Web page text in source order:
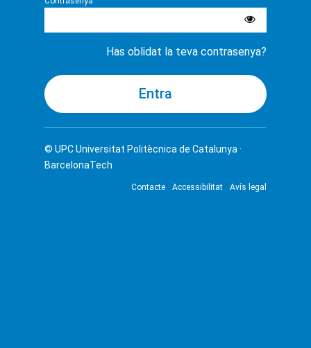
Has oblidat la teva contrasenya?
© UPCUniversitat Politècnica de Catalunya ·
BarcelonaTech
Contacte Accessibilitat Avís legal